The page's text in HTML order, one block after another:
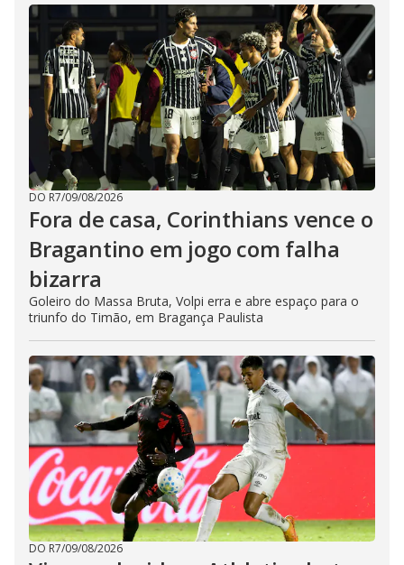
DO R7/09/08/2026
Fora de casa, Corinthians vence o
Bragantino em jogo com falha
bizarra
Goleiro do Massa Bruta, Volpi erra e abre espaço para o
triunfo do Timão, em Bragança Paulista
DO R7/09/08/2026